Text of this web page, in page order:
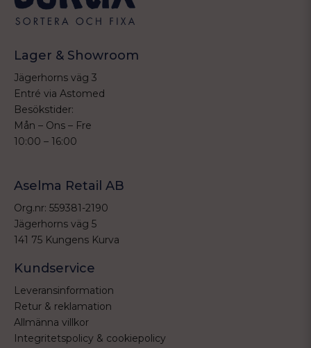
Lager & Showroom
Jägerhorns väg 3
Entré via Astomed
Besökstider:
Mån – Ons – Fre
10:00 – 16:00
Aselma Retail AB
Org.nr: 559381-2190
Jägerhorns väg 5
141 75 Kungens Kurva
Kundservice
Leveransinformation
Retur & reklamation
Allmänna villkor
Integritetspolicy & cookiepolicy